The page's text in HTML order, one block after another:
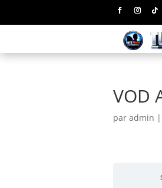
VOD
par admin |